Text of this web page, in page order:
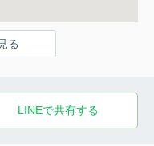
る
LINEで共有する